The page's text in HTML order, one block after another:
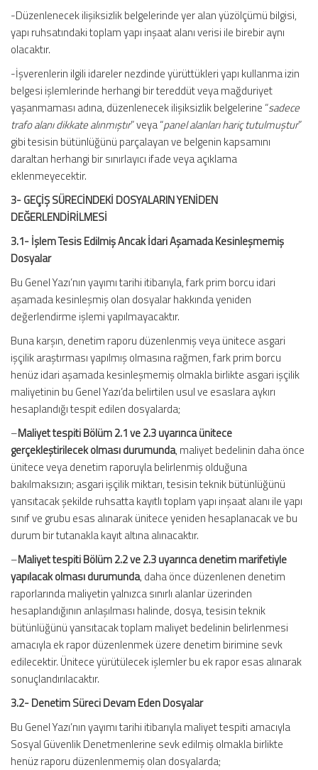
-Düzenlenecek ilişiksizlik belgelerinde yer alan yüzölçümü bilgisi,
yapı ruhsatındaki toplam yapı inşaat alanı verisi ile birebir aynı
olacaktır.
-İşverenlerin ilgili idareler nezdinde yürüttükleri yapı kullanma izin
belgesi işlemlerinde herhangi bir tereddüt veya mağduriyet
yaşanmaması adına, düzenlenecek ilişiksizlik belgelerine “sadece
trafo alanı dikkate alınmıştır” veya “panel alanları hariç tutulmuştur”
gibi tesisin bütünlüğünü parçalayan ve belgenin kapsamını
daraltan herhangi bir sınırlayıcı ifade veya açıklama
eklenmeyecektir.
3- GEÇİŞ SÜRECİNDEKİ DOSYALARIN YENİDEN
DEĞERLENDİRİLMESİ
3.1- İşlem Tesis Edilmiş Ancak İdari Aşamada Kesinleşmemiş
Dosyalar
Bu Genel Yazı’nın yayımı tarihi itibarıyla, fark prim borcu idari
aşamada kesinleşmiş olan dosyalar hakkında yeniden
değerlendirme işlemi yapılmayacaktır.
Buna karşın, denetim raporu düzenlenmiş veya ünitece asgari
işçilik araştırması yapılmış olmasına rağmen, fark prim borcu
henüz idari aşamada kesinleşmemiş olmakla birlikte asgari işçilik
maliyetinin bu Genel Yazı’da belirtilen usul ve esaslara aykırı
hesaplandığı tespit edilen dosyalarda;
–Maliyet tespiti Bölüm 2.1 ve 2.3 uyarınca ünitece
gerçekleştirilecek olması durumunda, maliyet bedelinin daha önce
ünitece veya denetim raporuyla belirlenmiş olduğuna
bakılmaksızın; asgari işçilik miktarı, tesisin teknik bütünlüğünü
yansıtacak şekilde ruhsatta kayıtlı toplam yapı inşaat alanı ile yapı
sınıf ve grubu esas alınarak ünitece yeniden hesaplanacak ve bu
durum bir tutanakla kayıt altına alınacaktır.
–Maliyet tespiti Bölüm 2.2 ve 2.3 uyarınca denetim marifetiyle
yapılacak olması durumunda, daha önce düzenlenen denetim
raporlarında maliyetin yalnızca sınırlı alanlar üzerinden
hesaplandığının anlaşılması halinde, dosya, tesisin teknik
bütünlüğünü yansıtacak toplam maliyet bedelinin belirlenmesi
amacıyla ek rapor düzenlenmek üzere denetim birimine sevk
edilecektir. Ünitece yürütülecek işlemler bu ek rapor esas alınarak
sonuçlandırılacaktır.
3.2- Denetim Süreci Devam Eden Dosyalar
Bu Genel Yazı’nın yayımı tarihi itibarıyla maliyet tespiti amacıyla
Sosyal Güvenlik Denetmenlerine sevk edilmiş olmakla birlikte
henüz raporu düzenlenmemiş olan dosyalarda;